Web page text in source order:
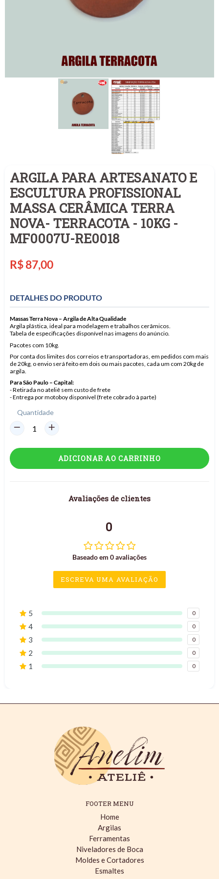
ARGILA PARA ARTESANATO E
ESCULTURA PROFISSIONAL
MASSA CERÂMICA TERRA
NOVA- TERRACOTA - 10KG -
MF0007U-RE0018
Preço
R$ 87,00
DETALHES DO PRODUTO
Massas Terra Nova – Argila de Alta Qualidade
Argila plástica, ideal para modelagem e trabalhos cerâmicos.
Tabela de especificações disponível nas imagens do anúncio.
Pacotes com 10kg.
Por conta dos limites dos correios e transportadoras, em pedidos com mais
de 20kg, o envio será feito em dois ou mais pacotes, cada um com 20kg de
argila.
Para São Paulo – Capital:
- Retirada no ateliê sem custo de frete
- Entrega por motoboy disponível (frete cobrado à parte)
Quantidade
ADICIONAR AO CARRINHO
Avaliações de clientes
0
Baseado em 0 avaliações
ESCREVA UMA AVALIAÇÃO
5 0
4 0
3 0
2 0
1 0
FOOTER MENU
Home
Argilas
Ferramentas
Niveladores de Boca
Moldes e Cortadores
Esmaltes